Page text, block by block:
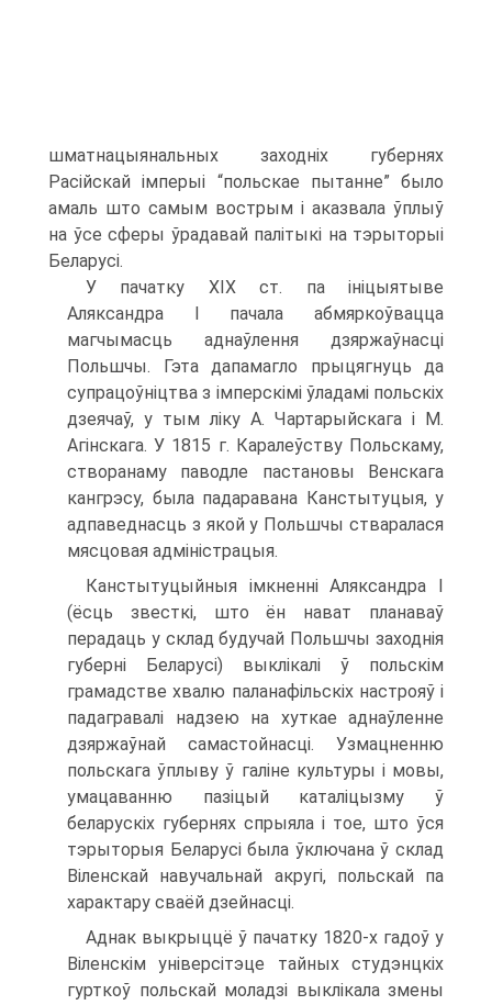
шматнацыянальных заходніх губернях
Расійскай імперыі “польскае пытанне” было
амаль што самым вострым і аказвала ўплыў
на ўсе сферы ўрадавай палітыкі на тэрыторыі
Беларусі.
У пачатку ХІХ ст. па ініцыятыве
Аляксандра І пачала абмяркоўвацца
магчымасць аднаўлення дзяржаўнасці
Польшчы. Гэта дапамагло прыцягнуць да
супрацоўніцтва з імперскімі ўладамі польскіх
дзеячаў, у тым ліку А. Чартарыйскага і М.
Агінскага. У 1815 г. Каралеўству Польскаму,
створанаму паводле пастановы Венскага
кангрэсу, была падаравана Канстытуцыя, у
адпаведнасць з якой у Польшчы стваралася
мясцовая адміністрацыя.
Канстытуцыйныя імкненні Аляксандра І
(ёсць звесткі, што ён нават планаваў
перадаць у склад будучай Польшчы заходнія
губерні Беларусі) выклікалі ў польскім
грамадстве хвалю паланафільскіх настрояў і
падагравалі надзею на хуткае аднаўленне
дзяржаўнай самастойнасці. Узмацненню
польскага ўплыву ў галіне культуры і мовы,
умацаванню пазіцый каталіцызму ў
беларускіх губернях спрыяла і тое, што ўся
тэрыторыя Беларусі была ўключана ў склад
Віленскай навучальнай акругі, польскай па
характару сваёй дзейнасці.
Аднак выкрыццё ў пачатку 1820-х гадоў у
Віленскім універсітэце тайных студэнцкіх
гурткоў польскай моладзі выклікала змены